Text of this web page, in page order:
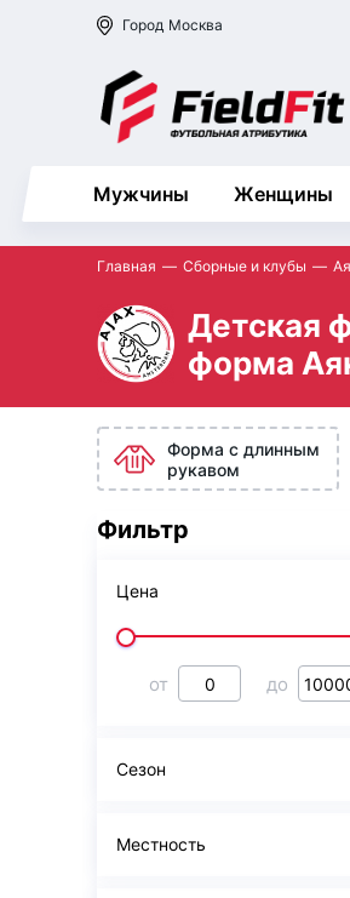
Город Москва
Мужчины Женщины
Главная Сборные и клубы
Детская
форма
Форма с длинным
рукавом
Фильтр
Цена
от до
Сезон
Местность